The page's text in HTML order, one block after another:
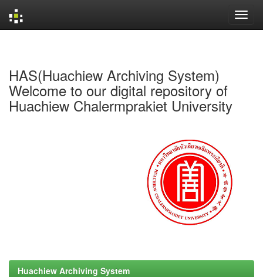
HAS(Huachiew Archiving System)
Welcome to our digital repository of
Huachiew Chalermprakiet University
Huachiew Archiving System